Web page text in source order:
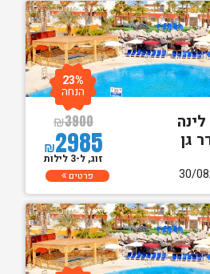
גן
₪3900
₪2985
23%
הנחה
זוג, ל-3 לילות
פרטים